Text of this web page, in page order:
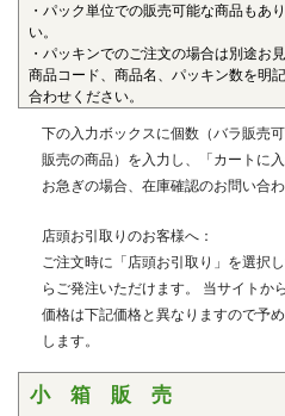
部品、一般機械、精密機械部品
建築用部材などの用いられていま
■ポリエーテルエーテルケトン
半結晶性の最高級性能を有する
プラスチックです。エンプラの
す。また、耐熱性、耐摩耗性、
れ、OA機器分野、自動車分野、
用治具などで用いられています
おける登録商標です。
■ポリプロピレン(PP)
〇連続使用温度115℃（UL認定温
・パック単位での販売可能な商品もあ
い。
・パッキンでのご注文の場合は別途お
商品コード、商品名、パッキン数を明
合わせください。
下の入力ボックスに個数（バラ販売
販売の商品）を入力し、「カートに
お急ぎの場合、在庫確認のお問い合
店頭お引取りのお客様へ：
ご注文時に「店頭お引取り」を選択
らご発注いただけます。 当サイトか
価格は下記価格と異なりますので予
します。
小 箱 販 売